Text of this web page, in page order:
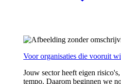
Voor organisaties die vooruit
Jouw sector heeft eigen
tempo. Daarom beginnen we